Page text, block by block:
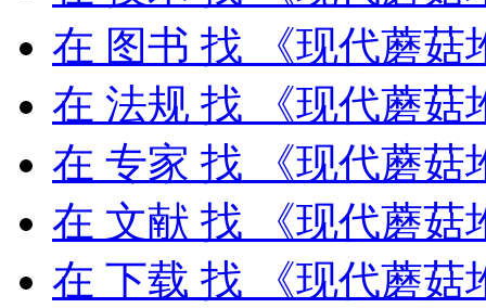
在 图书 找 《现代蘑菇
在 法规 找 《现代蘑菇
在 专家 找 《现代蘑菇
在 文献 找 《现代蘑菇
在 下载 找 《现代蘑菇